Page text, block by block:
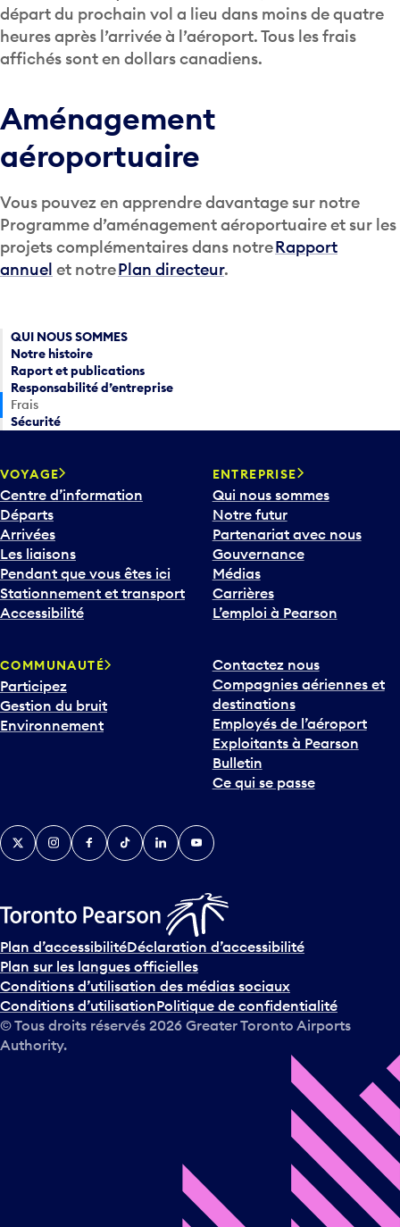
départ du prochain vol a lieu dans moins de quatre
heures après l’arrivée à l’aéroport. Tous les frais
affichés sont en dollars canadiens.
Aménagement
aéroportuaire
Vous pouvez en apprendre davantage sur notre
Programme d’aménagement aéroportuaire et sur les
projets complémentaires dans notreRapport
annuel et notrePlan directeur.
QUI NOUS SOMMES
Notre histoire
Raport et publications
Responsabilité d’entreprise
Frais
Sécurité
VOYAGE
Centre d’information
Départs
Arrivées
Les liaisons
Pendant que vous êtes ici
Stationnement et transport
Accessibilité
ENTREPRISE
Qui nous sommes
Notre futur
Partenariat avec nous
Gouvernance
Médias
Carrières
L’emploi à Pearson
COMMUNAUTÉ
Participez
Gestion du bruit
Environnement
Contactez nous
Compagnies aériennes et
destinations
Employés de l’aéroport
Exploitants à Pearson
Bulletin
Ce qui se passe
TwitterInstagramFacebook
TikTokLinkedInYouTube
Plan d’accessibilitéDéclaration d’accessibilité
Plan sur les langues officielles
Conditions d’utilisation des médias sociaux
Conditions d’utilisationPolitique de confidentialité
© Tous droits réservés 2026 Greater Toronto Airports
Authority.